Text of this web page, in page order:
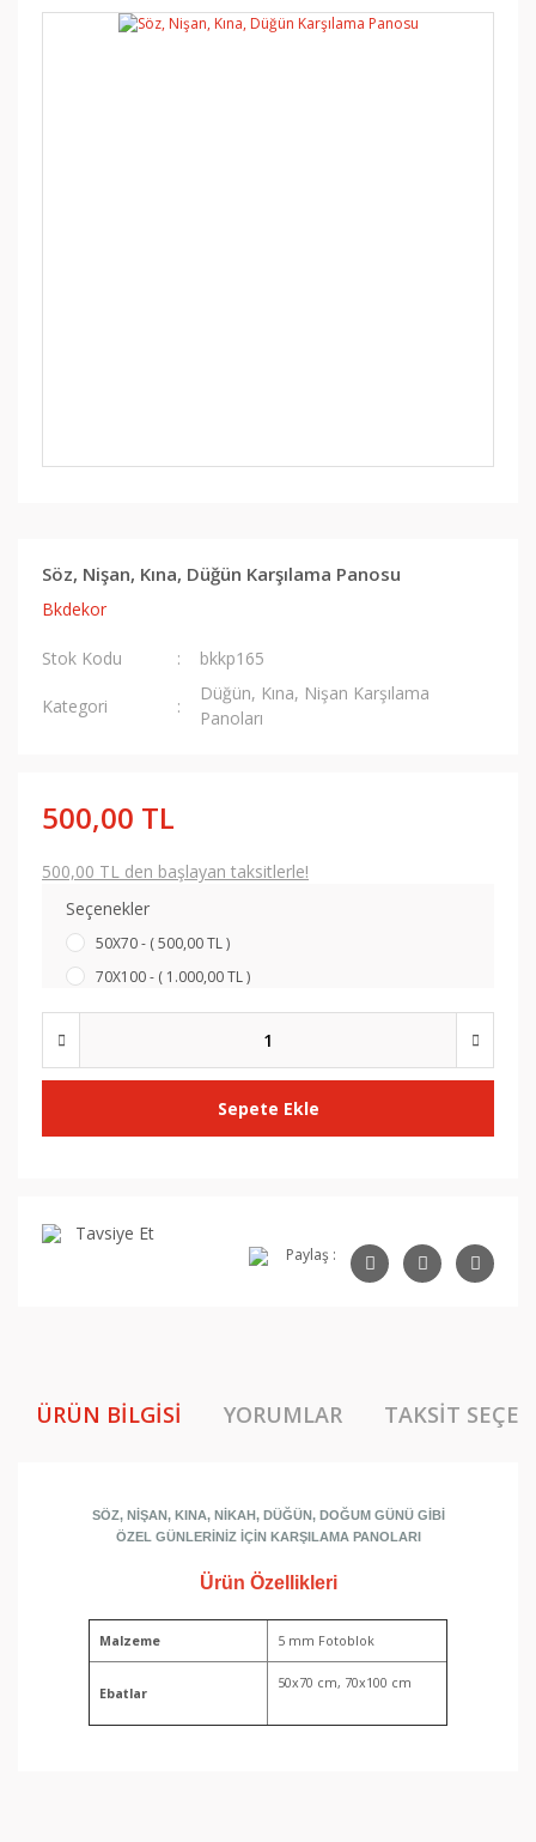
Söz, Nişan, Kına, Düğün Karşılama Panosu
Bkdekor
Stok Kodu bkkp165
Kategori
Düğün, Kına, Nişan Karşılama
Panoları
500,00 TL
500,00 TL den başlayan taksitlerle!
Seçenekler
50X70 - ( 500,00 TL )
70X100 - ( 1.000,00 TL )
Sepete Ekle
Tavsiye Et
Paylaş :
ÜRÜN BILGISI YORUMLAR TAKSIT
SÖZ, NİŞAN, KINA, NİKAH, DÜĞÜN, DOĞUM GÜNÜ GİBİ
ÖZEL GÜNLERİNİZ İÇİN KARŞILAMA PANOLARI
Ürün Özellikleri
Malzeme 5 mm Fotoblok
Ebatlar
50x70 cm, 70x100 cm